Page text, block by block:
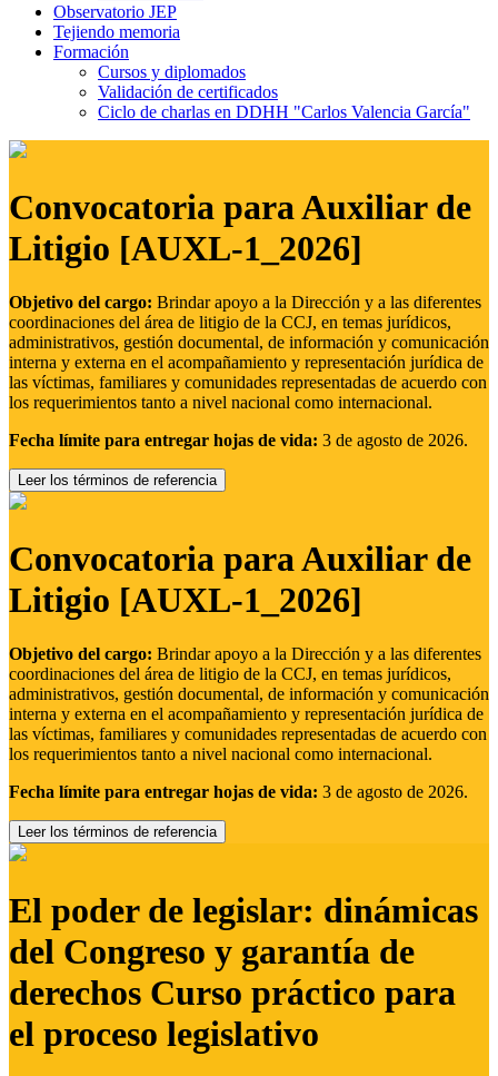
Observatorio JEP
Tejiendo memoria
Formación
Cursos y diplomados
Validación de certificados
Ciclo de charlas en DDHH "Carlos Valencia García"
Convocatoria para Auxiliar de
Litigio [AUXL-1_2026]
Objetivo del cargo: Brindar apoyo a la Dirección y a las diferentes
coordinaciones del área de litigio de la CCJ, en temas jurídicos,
administrativos, gestión documental, de información y comunicación
interna y externa en el acompañamiento y representación jurídica de
las víctimas, familiares y comunidades representadas de acuerdo con
los requerimientos tanto a nivel nacional como internacional.
Fecha límite para entregar hojas de vida: 3 de agosto de 2026.
Leer los términos de referencia
Convocatoria para Auxiliar de
Litigio [AUXL-1_2026]
Objetivo del cargo: Brindar apoyo a la Dirección y a las diferentes
coordinaciones del área de litigio de la CCJ, en temas jurídicos,
administrativos, gestión documental, de información y comunicación
interna y externa en el acompañamiento y representación jurídica de
las víctimas, familiares y comunidades representadas de acuerdo con
los requerimientos tanto a nivel nacional como internacional.
Fecha límite para entregar hojas de vida: 3 de agosto de 2026.
Leer los términos de referencia
El poder de legislar: dinámicas
del Congreso y garantía de
derechos Curso práctico para
el proceso legislativo